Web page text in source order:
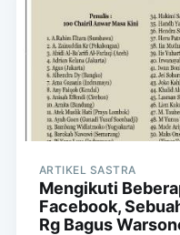
ARTIKEL SASTRA
Mengikuti
Facebook,
Rg Bagus